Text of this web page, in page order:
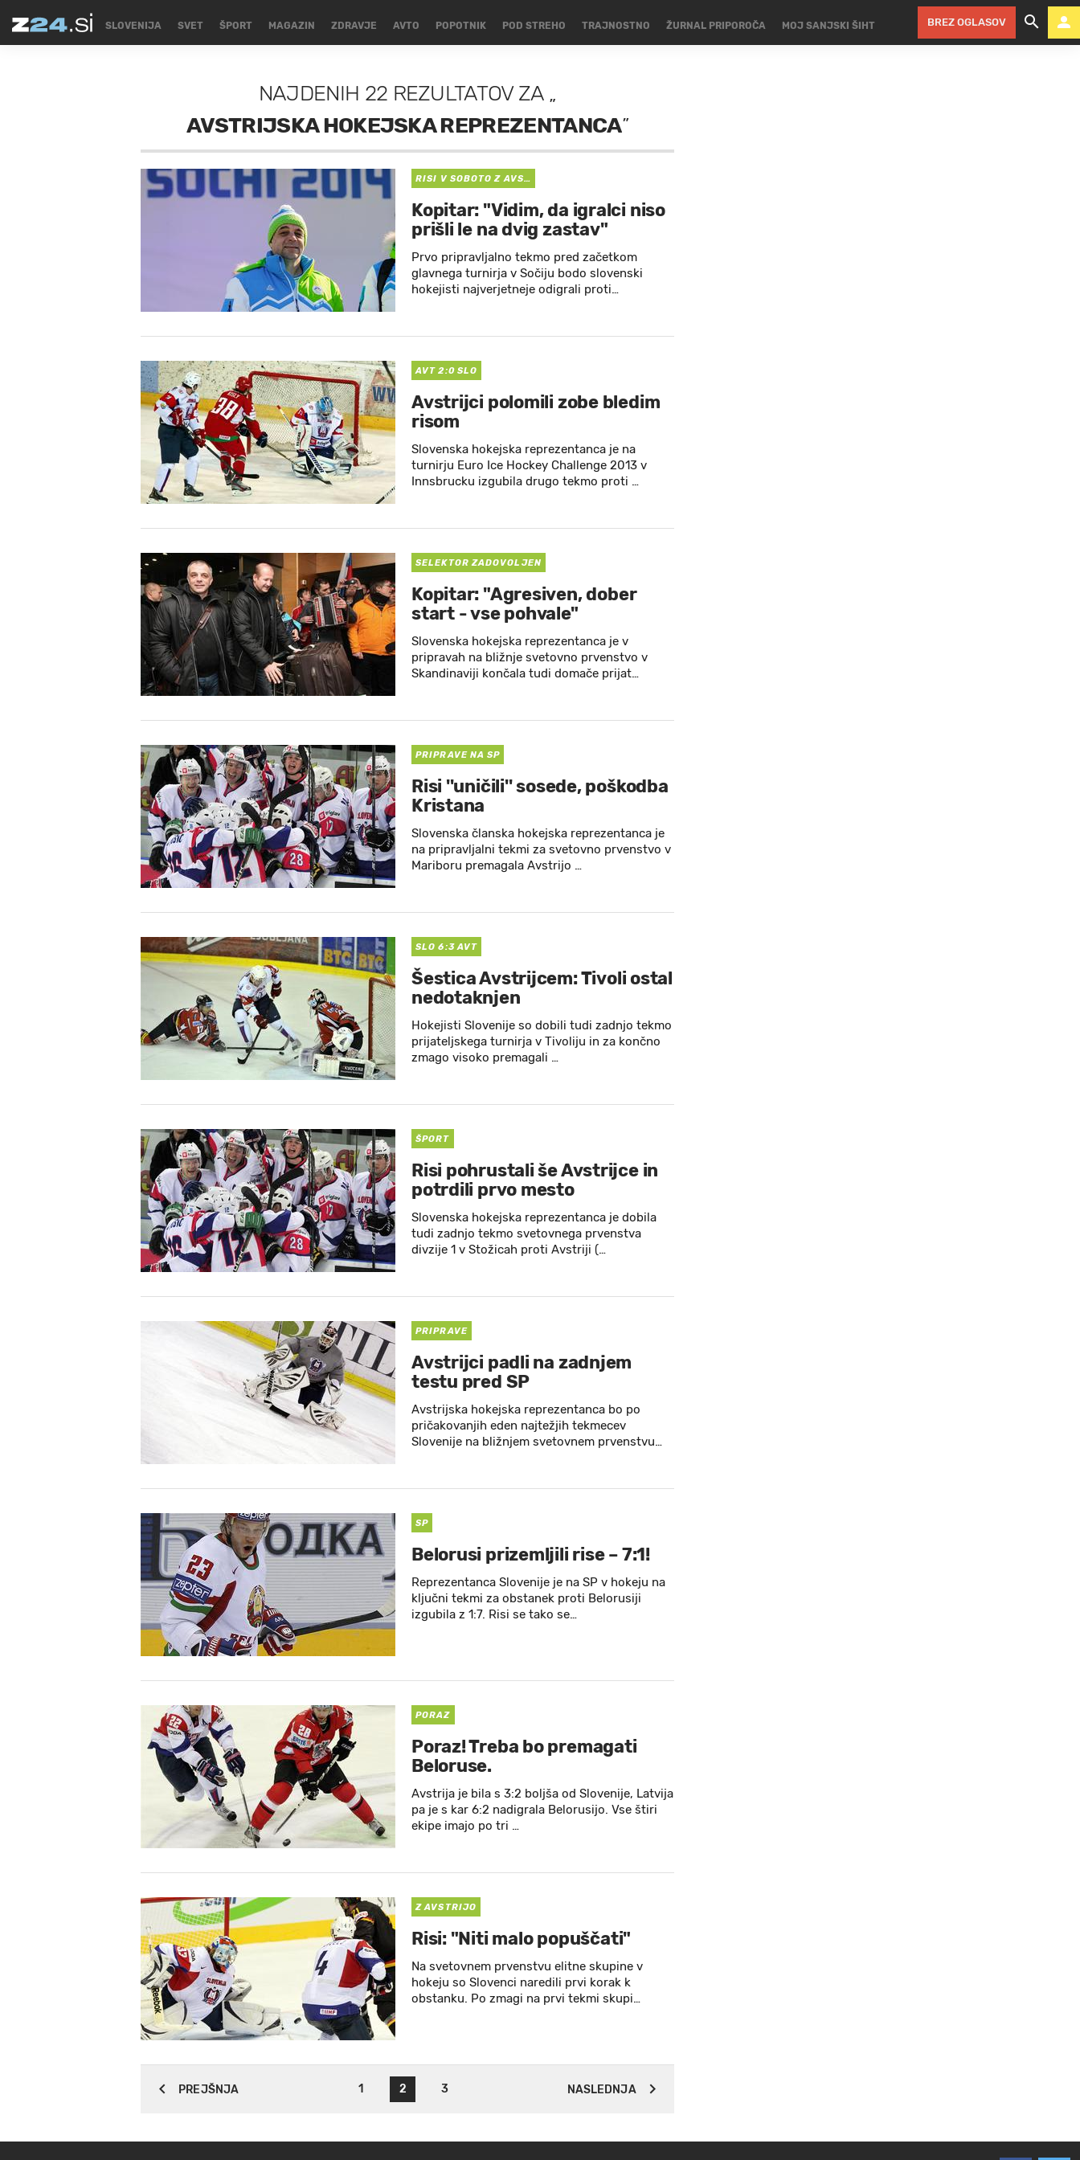
SLOVENIJA SVET ŠPORT MAGAZIN ZDRAVJE AVTO POPOTNIK POD STREHO TRAJNOSTNO ŽURNAL PRIPOROČA MOJ SANJSKI ŠIHT BREZ OGLASOV
NAJDENIH 22 REZULTATOVZA„
AVSTRIJSKA HOKEJSKA REPREZENTANCA”
RISI V SOBOTO Z AVS…
Kopitar: "Vidim, da igralci niso
prišli le na dvig zastav"
Prvo pripravljalno tekmo pred začetkom
glavnega turnirja v Sočiju bodo slovenski
hokejisti najverjetneje odigrali proti…
AVT 2:0 SLO
Avstrijci polomili zobe bledim
risom
Slovenska hokejska reprezentanca je na
turnirju Euro Ice Hockey Challenge 2013 v
Innsbrucku izgubila drugo tekmo proti …
SELEKTOR ZADOVOLJEN
Kopitar: "Agresiven, dober
start - vse pohvale"
Slovenska hokejska reprezentanca je v
pripravah na bližnje svetovno prvenstvo v
Skandinaviji končala tudi domače prijat…
PRIPRAVE NA SP
Risi ''uničili'' sosede, poškodba
Kristana
Slovenska članska hokejska reprezentanca je
na pripravljalni tekmi za svetovno prvenstvo v
Mariboru premagala Avstrijo …
SLO 6:3 AVT
Šestica Avstrijcem: Tivoli ostal
nedotaknjen
Hokejisti Slovenije so dobili tudi zadnjo tekmo
prijateljskega turnirja v Tivoliju in za končno
zmago visoko premagali …
ŠPORT
Risi pohrustali še Avstrijce in
potrdili prvo mesto
Slovenska hokejska reprezentanca je dobila
tudi zadnjo tekmo svetovnega prvenstva
divzije 1 v Stožicah proti Avstriji (…
PRIPRAVE
Avstrijci padli na zadnjem
testu pred SP
Avstrijska hokejska reprezentanca bo po
pričakovanjih eden najtežjih tekmecev
Slovenije na bližnjem svetovnem prvenstvu…
SP
Belorusi prizemljili rise – 7:1!
Reprezentanca Slovenije je na SP v hokeju na
ključni tekmi za obstanek proti Belorusiji
izgubila z 1:7. Risi se tako se…
PORAZ
Poraz! Treba bo premagati
Beloruse.
Avstrija je bila s 3:2 boljša od Slovenije, Latvija
pa je s kar 6:2 nadigrala Belorusijo. Vse štiri
ekipe imajo po tri …
Z AVSTRIJO
Risi: "Niti malo popuščati"
Na svetovnem prvenstvu elitne skupine v
hokeju so Slovenci naredili prvi korak k
obstanku. Po zmagi na prvi tekmi skupi…
PREJŠNJA 1 2 3 NASLEDNJA